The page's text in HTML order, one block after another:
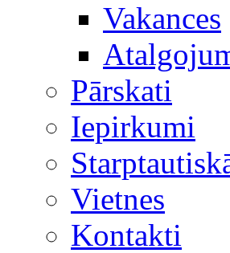
Vakances
Pārskati
Iepirkumi
Vietnes
Kontakti